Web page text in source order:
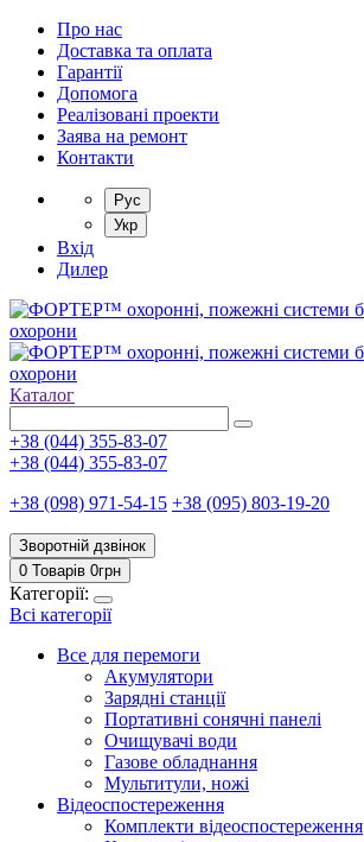
Про нас
Доставка та оплата
Гарантії
Допомога
Реалізовані проекти
Заява на ремонт
Контакти
Рус
Укр
Вхід
Дилер
Каталог
+38 (044) 355-83-07
+38 (044) 355-83-07
+38 (098) 971-54-15 +38 (095) 803-19-20
Зворотній дзвінок
0 Товарів 0грн
Категорії:
Всі категорії
Все для перемоги
Акумулятори
Зарядні станції
Портативні сонячні панелі
Очищувачі води
Газове обладнання
Мультитули, ножі
Відеоспостереження
Комплекти відеоспостереження